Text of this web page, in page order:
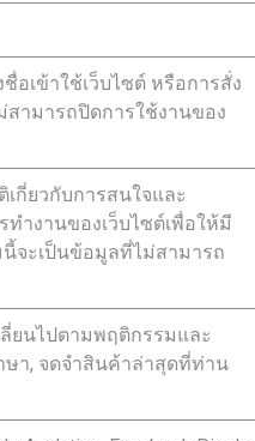
อเข้าใช้เว็บไซต์ หรือการสั่ง
ามารถปิดการใช้งานของ
กี่ยวกับการสนใจและ
ำงานของเว็บไซต์เพื่อให้มี
จะเป็นข้อมูลที่ไม่สามารถ
ยนไปตามพฤติกรรมและ
ษา, จดจำสินค้าล่าสุดที่ท่าน